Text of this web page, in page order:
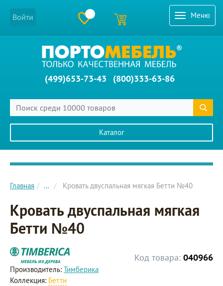
Меню
Войти
(499)653-73-43 (800)333-63-86
Каталог
Главное меню сайта
Главная ... Кровать двуспальная мягкая Бетти №40
Кровать двуспальная мягкая
Бетти №40
Код товара: 040966
Производитель: Тимберика
Коллекция: Бетти